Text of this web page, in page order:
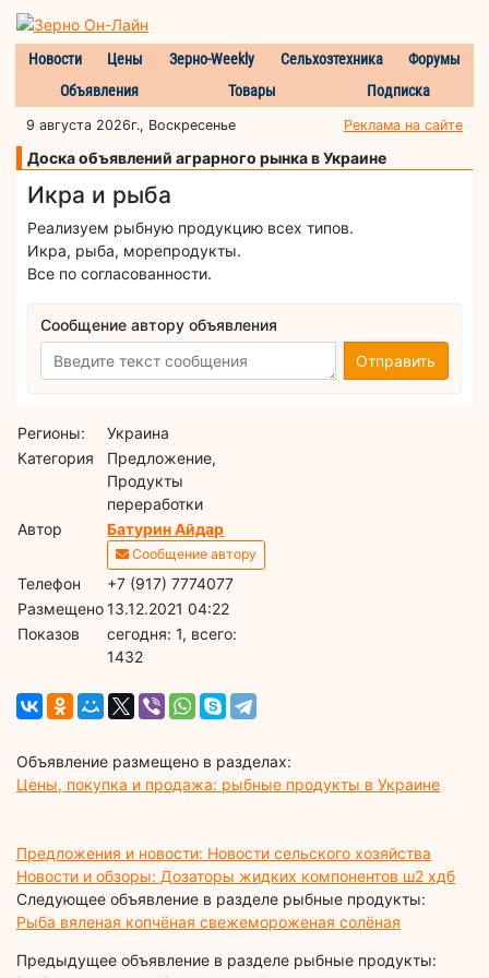
Новости Цены Зерно-Weekly Сельхозтехника
Форумы
Объявления
Товары Подписка
9 августа 2026г., Воскресенье Реклама на сайте
Доска объявлений аграрного рынка в Украине
Икра и рыба
Реализуем рыбную продукцию всех типов.
Икра, рыба, морепродукты.
Все по согласованности.
Сообщение автору объявления
Отправить
Регионы:
Украина
Категория
Предложение,
Продукты
переработки
Автор
Батурин Айдар
Сообщение автору
Телефон
+7 (917) 7774077
Размещено13.12.2021 04:22
Показов
cегодня: 1, всего:
1432
Объявление размещено в разделах:
Цены, покупка и продажа: рыбные продукты в Украине
Предложения и новости: Новости сельского хозяйства
Новости и обзоры: Дозаторы жидких компонентов ш2 хдб
Следующее объявление в разделе рыбные продукты:
Рыба вяленая копчёная свежемороженая солёная
Предыдущее объявление в разделе рыбные продукты: